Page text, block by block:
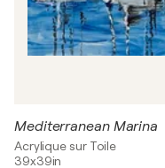
Mediterranean Marina
Acrylique sur Toile
39x39in